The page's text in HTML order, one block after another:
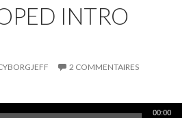
INTRO
2 COMMENTAIRES
00:00